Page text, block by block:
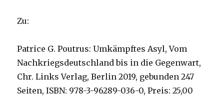
Zu:
Patrice G. Poutrus: Umkämpftes Asyl, Vom
Nachkriegsdeutschland bis in die Gegenwart,
Chr. Links Verlag, Berlin 2019, gebunden 247
Seiten, ISBN: 978-3-96289-036-0, Preis: 25,00